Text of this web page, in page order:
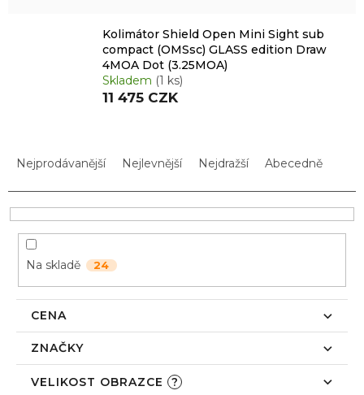
Kolimátor Shield Open Mini Sight sub
compact (OMSsc) GLASS edition Draw
4MOA Dot (3.25MOA)
Skladem (1 ks)
11 475 CZK
a
e
n
o
d
Nejprodávanější Nejlevnější Nejdražší Abecedně
Na skladě 24
CENA
ZNAČKY
VELIKOST OBRAZCE
?